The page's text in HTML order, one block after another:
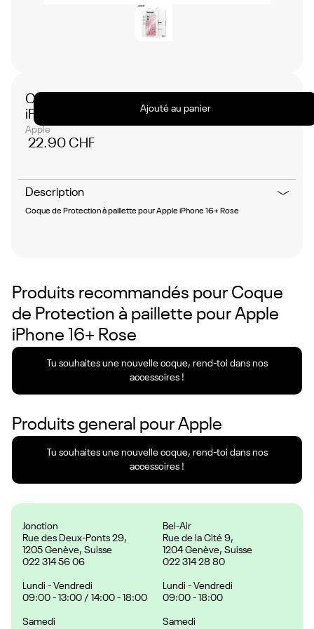
Coque de Protection à paillette pour Apple
iPhone 16+ Rose
Apple
22.90 CHF
Description
Coque de Protection à paillette pour Apple iPhone 16+ Rose
Ajouté au panier
Produits recommandés pour Coque
de Protection à paillette pour Apple
iPhone 16+ Rose
Tu souhaites une nouvelle coque, rend-toi dans nos
accessoires !
Produits general pour Apple
Tu souhaites une nouvelle coque, rend-toi dans nos
accessoires !
Jonction
Rue des Deux-Ponts 29,
1205 Genève, Suisse
022 314 56 06
Lundi - Vendredi
09:00 - 13:00 / 14:00 - 18:00
Samedi
Bel-Air
Rue de la Cité 9,
1204 Genève, Suisse
022 314 28 80
Lundi - Vendredi
09:00 - 18:00
Samedi